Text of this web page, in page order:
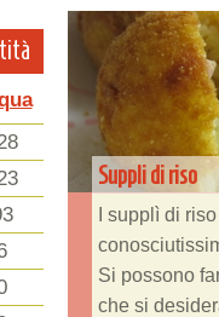
Suppli di riso
I supplì di
Si possono
che si